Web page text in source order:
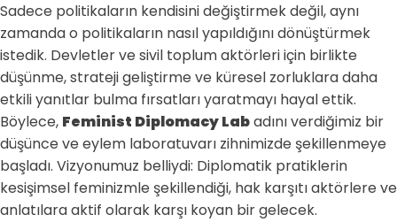
Sadece politikaların kendisini değiştirmek değil, aynı
zamanda o politikaların nasıl yapıldığını dönüştürmek
istedik. Devletler ve sivil toplum aktörleri için birlikte
düşünme, strateji geliştirme ve küresel zorluklara daha
etkili yanıtlar bulma fırsatları yaratmayı hayal ettik.
Böylece, Feminist Diplomacy Labadını verdiğimiz bir
düşünce ve eylem laboratuvarı zihnimizde şekillenmeye
başladı. Vizyonumuz belliydi: Diplomatik pratiklerin
kesişimsel feminizmle şekillendiği, hak karşıtı aktörlere ve
anlatılara aktif olarak karşı koyan bir gelecek.